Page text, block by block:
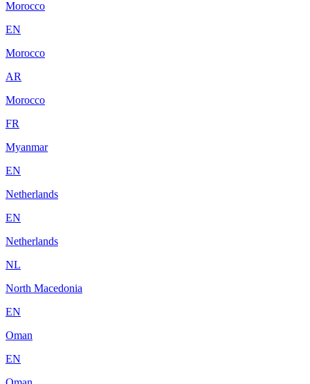
Morocco
EN
Morocco
AR
Morocco
FR
Myanmar
EN
Netherlands
EN
Netherlands
NL
North Macedonia
EN
Oman
EN